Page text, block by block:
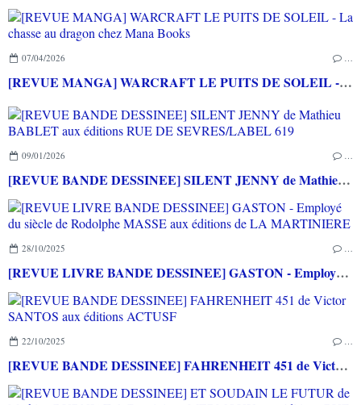
07/04/2026 …
[REVUE MANGA] WARCRAFT LE PUITS DE SOLEIL - La chasse au dragon chez Mana Books
09/01/2026 …
[REVUE BANDE DESSINEE] SILENT JENNY de Mathieu BABLET aux éditions RUE DE SEVRES/LABEL 619
28/10/2025 …
[REVUE LIVRE BANDE DESSINEE] GASTON - Employé du siècle de Rodolphe MASSE aux éditions de LA MARTINIERE
22/10/2025 …
[REVUE BANDE DESSINEE] FAHRENHEIT 451 de Victor SANTOS aux éditions ACTUSF